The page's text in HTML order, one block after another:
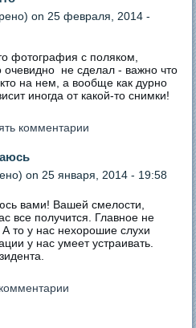
on 25 февраля, 2014 -
фотография с поляком,
очевидно не сделал - важно что
на нем, а вообще как дурно
иногда от какой-то снимки!
комментарии
on 25 января, 2014 - 19:58
вами! Вашей смелости,
все получится. Главное не
то у нас нехорошие слухи
у нас умеет устраивать.